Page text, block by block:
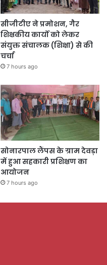
सीजीटीए ने प्रमोशन, गैर
शिक्षकीय कार्यों को लेकर
संयुक्त संचालक (शिक्षा) से की
चर्चा
7 hours ago
सोनारपाल लैंपस के ग्राम देवड़ा
में हुआ सहकारी प्रशिक्षण का
आयोजन
7 hours ago